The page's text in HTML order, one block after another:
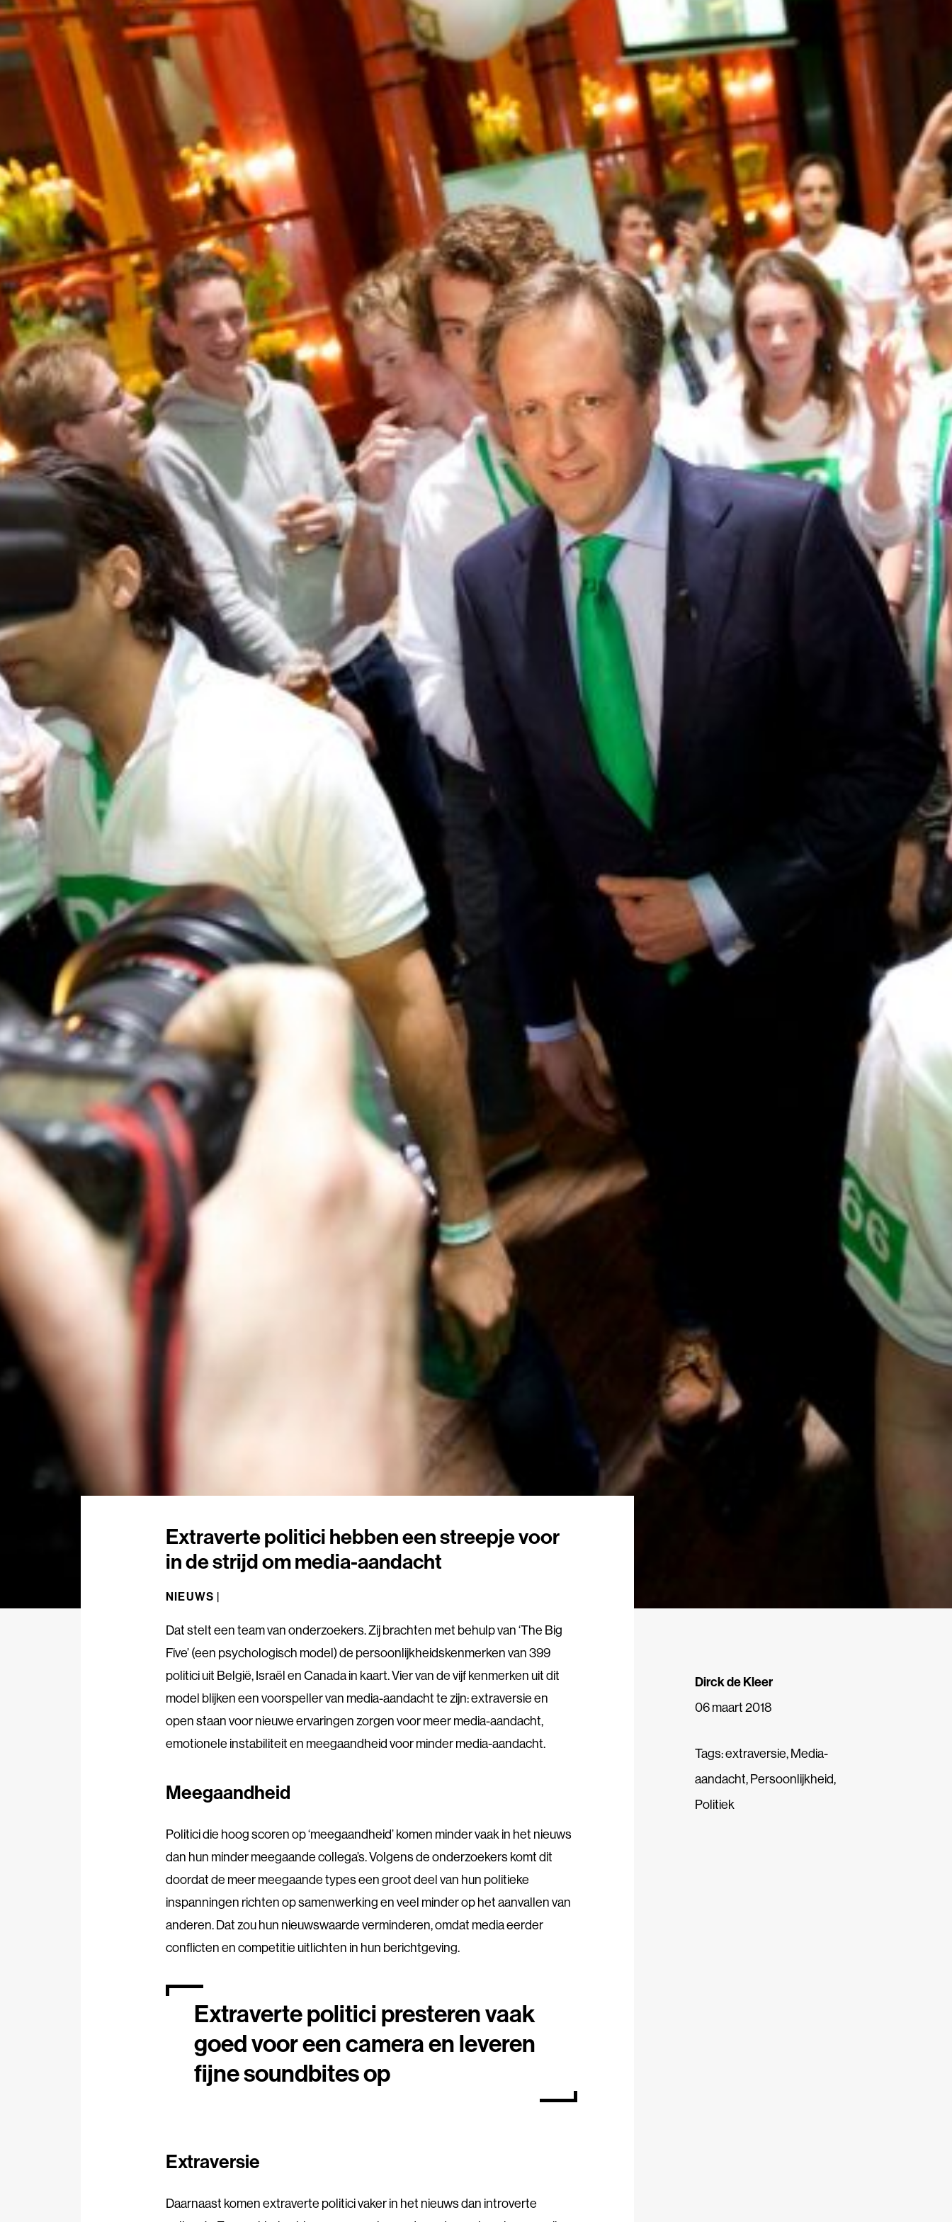
Extraverte politici hebben een streepje voor
in de strijd om media-aandacht
NIEUWS |
Dat stelt een team van onderzoekers. Zij brachten met behulp van ‘The Big
Five’ (een psychologisch model) de persoonlijkheidskenmerken van 399
politici uit België, Israël en Canada in kaart. Vier van de vijf kenmerken uit dit
model blijken een voorspeller van media-aandacht te zijn: extraversie en
open staan voor nieuwe ervaringen zorgen voor meer media-aandacht,
emotionele instabiliteit en meegaandheid voor minder media-aandacht.
Meegaandheid
Politici die hoog scoren op ‘meegaandheid’ komen minder vaak in het nieuws
dan hun minder meegaande collega’s. Volgens de onderzoekers komt dit
doordat de meer meegaande types een groot deel van hun politieke
inspanningen richten op samenwerking en veel minder op het aanvallen van
anderen. Dat zou hun nieuwswaarde verminderen, omdat media eerder
conflicten en competitie uitlichten in hun berichtgeving.
Extraverte politici presteren vaak
goed voor een camera en leveren
fijne soundbites op
Extraversie
Daarnaast komen extraverte politici vaker in het nieuws dan introverte
Dirck de Kleer
06 maart 2018
Tags:extraversie,Media-
aandacht,Persoonlijkheid,
Politiek